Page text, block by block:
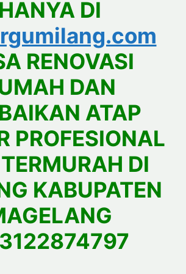
HANYA DI
RENOVASI
DAN
ATAP
PROFESIONAL
DI
KABUPATEN